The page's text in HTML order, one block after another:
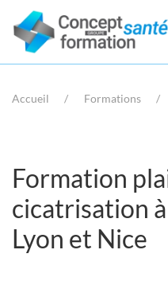
Accueil Formations
Formation
cicatrisation
Lyon et Nice